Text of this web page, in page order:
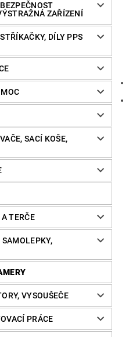
ZAŘÍZENÍ
DÍLY PPS
SACÍ KOŠE,
TERČE
SAMOLEPKY,
VYSOUŠEČE
PRÁCE